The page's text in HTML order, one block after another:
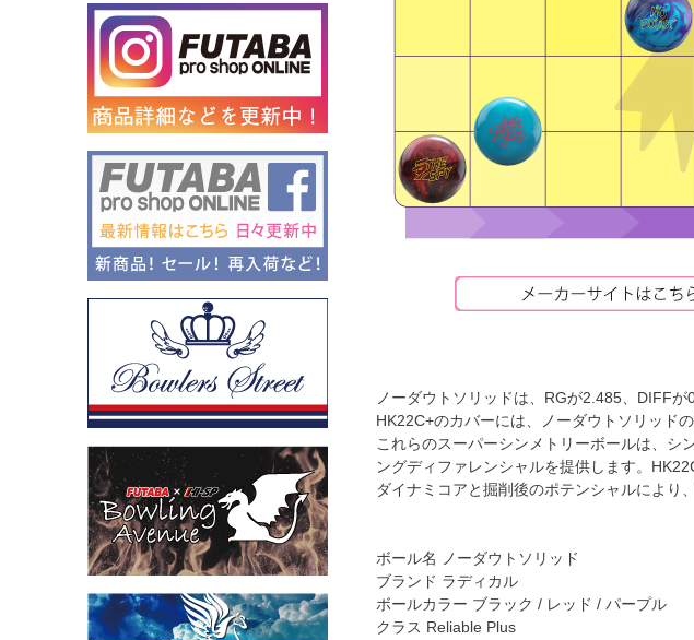
ノーダウトソリッドは、RGが2.485、DIFF
HK22C+のカバーには、ノーダウトソリッド
これらのスーパーシンメトリーボールは、シ
ングディファレンシャルを提供します。
ダイナミコアと掘削後のポテンシャルにより
ボール名 ノーダウトソリッド
ブランド ラディカル
ボールカラー ブラック / レッド / パープル
クラス Reliable Plus